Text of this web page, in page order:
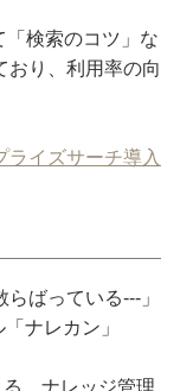
「検索のコツ」な
おり、利用率の向
ライズサーチ導入
ばっている---」
ナレカン」